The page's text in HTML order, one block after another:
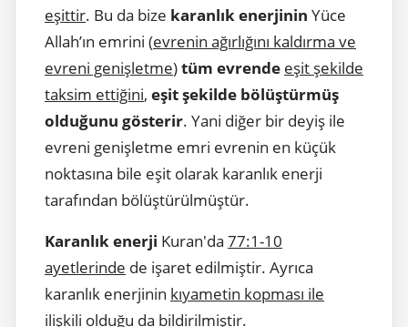
eşittir. Bu da bize karanlık enerjinin Yüce
Allah’ın emrini (evrenin ağırlığını kaldırma ve
evreni genişletme)tüm evrende eşit şekilde
taksim ettiğini, eşit şekilde bölüştürmüş
olduğunu gösterir. Yani diğer bir deyiş ile
evreni genişletme emri evrenin en küçük
noktasına bile eşit olarak karanlık enerji
tarafından bölüştürülmüştür.
Karanlık enerji Kuran'da 77:1-10
ayetlerinde de işaret edilmiştir. Ayrıca
karanlık enerjinin kıyametin kopması ile
ilişkili olduğu da bildirilmiştir.